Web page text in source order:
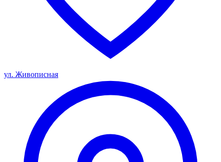
ул. Живописная